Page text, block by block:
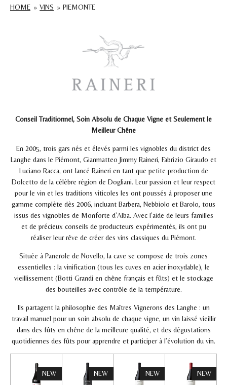
HOME » VINS » PIEMONTE
Conseil Traditionnel, Soin Absolu de Chaque Vigne et Seulement le
Meilleur Chêne
En 2005, trois gars nés et élevés parmi les vignobles du district des
Langhe dans le Piémont, Gianmatteo Jimmy Raineri, Fabrizio Giraudo et
Luciano Racca, ont lancé Raineri en tant que petite production de
Dolcetto de la célèbre région de Dogliani. Leur passion et leur respect
pour le vin et les traditions viticoles les ont poussés à proposer une
gamme complète dès 2006, incluant Barbera, Nebbiolo et Barolo, tous
issus des vignobles de Monforte d’Alba. Avec l’aide de leurs familles
et de précieux conseils de producteurs expérimentés, ils ont pu
réaliser leur rêve de créer des vins classiques du Piémont.
Située à Panerole de Novello, la cave se compose de trois zones
essentielles : la vinification (tous les cuves en acier inoxydable), le
vieillissement (Botti Grandi en chêne français et fûts) et le stockage
des bouteilles avec contrôle de la température.
Ils partagent la philosophie des Maîtres Vignerons des Langhe : un
travail manuel pour un soin absolu de chaque vigne, un vin laissé vieillir
dans des fûts en chêne de la meilleure qualité, et des dégustations
quotidiennes des fûts pour apprendre et participer à l’évolution du vin.
NEW NEW NEW NEW